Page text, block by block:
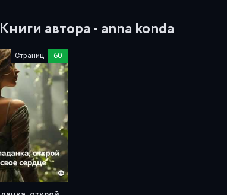
Книги автора - anna konda
Страниц 60